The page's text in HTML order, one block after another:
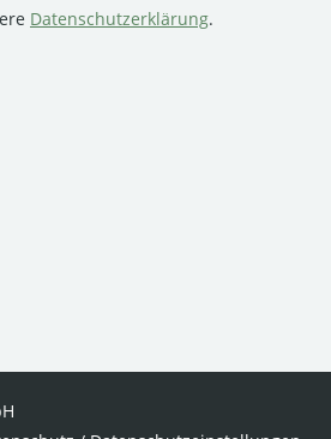
Datenschutzerklärung.